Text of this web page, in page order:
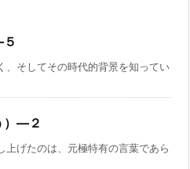
、そしてその時代的背景を知ってい
）―２
げたのは、元極特有の言葉であら